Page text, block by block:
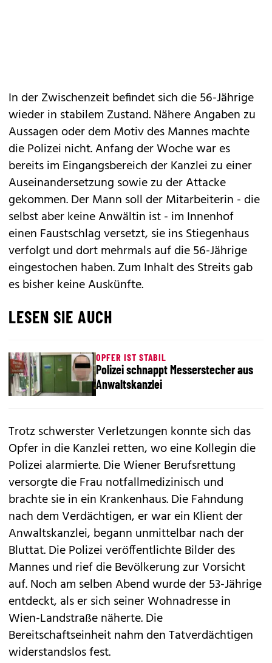
In der Zwischenzeit befindet sich die 56-Jährige
wieder in stabilem Zustand. Nähere Angaben zu
Aussagen oder dem Motiv des Mannes machte
die Polizei nicht. Anfang der Woche war es
bereits im Eingangsbereich der Kanzlei zu einer
Auseinandersetzung sowie zu der Attacke
gekommen. Der Mann soll der Mitarbeiterin - die
selbst aber keine Anwältin ist - im Innenhof
einen Faustschlag versetzt, sie ins Stiegenhaus
verfolgt und dort mehrmals auf die 56-Jährige
eingestochen haben. Zum Inhalt des Streits gab
es bisher keine Auskünfte.
LESEN SIE AUCH
OPFER IST STABIL
Polizei schnappt Messerstecher aus
Anwaltskanzlei
Trotz schwerster Verletzungen konnte sich das
Opfer in die Kanzlei retten, wo eine Kollegin die
Polizei alarmierte. Die Wiener Berufsrettung
versorgte die Frau notfallmedizinisch und
brachte sie in ein Krankenhaus. Die Fahndung
nach dem Verdächtigen, er war ein Klient der
Anwaltskanzlei, begann unmittelbar nach der
Bluttat. Die Polizei veröffentlichte Bilder des
Mannes und rief die Bevölkerung zur Vorsicht
auf. Noch am selben Abend wurde der 53-Jährige
entdeckt, als er sich seiner Wohnadresse in
Wien-Landstraße näherte. Die
Bereitschaftseinheit nahm den Tatverdächtigen
widerstandslos fest.